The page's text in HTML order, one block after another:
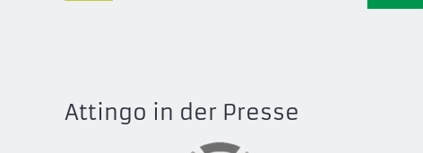
Attingo in der Presse